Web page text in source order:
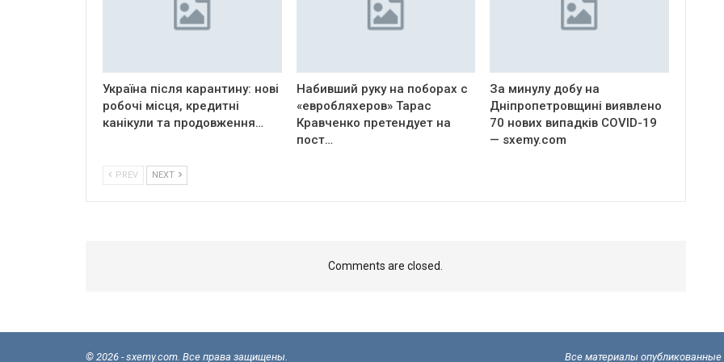
Україна після карантину: нові
робочі місця, кредитні
канікули та продовження…
Набивший руку на поборах с
«евробляхеров» Тарас
Кравченко претендует на
пост…
За минулу добу на
Дніпропетровщині виявлено
70 нових випадків COVID-19
— sxemy.com
PREV NEXT
Comments are closed.
© 2026 - sxemy.com. Все права защищены. Все материалы опубликованные